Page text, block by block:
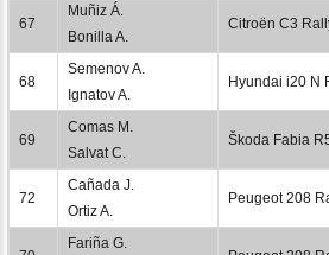
67
Muñiz Á.
Bonilla A.
Citroën C3
68
Semenov A.
Ignatov A.
Hyundai i20 N
69
Comas M.
Salvat C.
Škoda Fabia
72
Cañada J.
Ortiz A.
Peugeot 208
Fariña G.